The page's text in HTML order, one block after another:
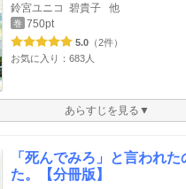
鈴宮ユニコ 碧貴子 他
巻 750pt
5.0 （2件）
お気に入り：683人
あらすじを見る▼
「死んでみろ」と言われ
た。【分冊版】